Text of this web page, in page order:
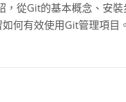
，從Git的基本概念、安裝
何有效使用Git管理項目。